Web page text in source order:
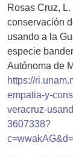
Rosas Cruz,
conservación
usando a la
especie
Autónoma de
https://
empatia-y-
veracruz-
3607338?